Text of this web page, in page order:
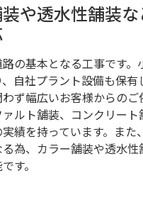
や透水性舗装
の基本となる工事です。
自社プラント設備も保有
ず幅広いお客様からの
ルト舗装、コンクリー
績を持っています。また
為、カラー舗装や透水
す。